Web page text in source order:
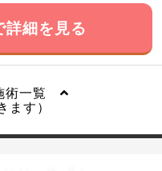
詳細を見る
術一覧
ます）